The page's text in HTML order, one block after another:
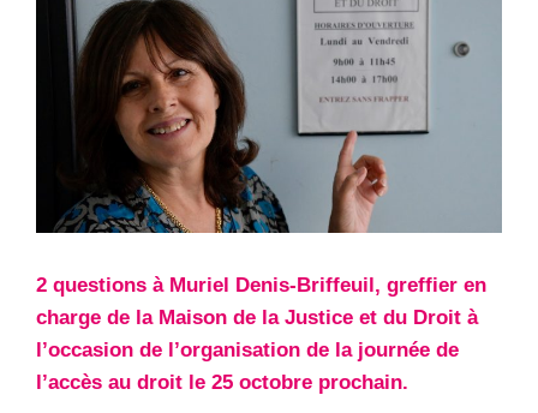
2 questions à Muriel Denis-Briffeuil, greffier en
charge de la Maison de la Justice et du Droit à
l’occasion de l’organisation de la journée de
l’accès au droit le 25 octobre prochain.